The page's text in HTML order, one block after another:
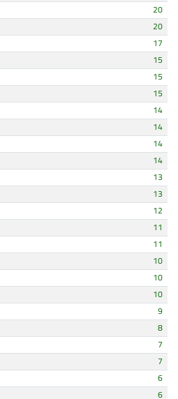
20
20
17
15
15
15
14
14
14
14
13
13
12
11
11
10
10
10
9
8
7
7
6
6